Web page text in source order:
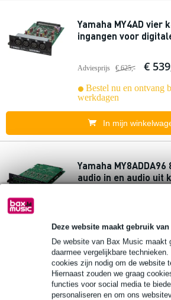
Deze website maakt gebruik
De website van Bax Music maakt
daarmee vergelijkbare
cookies zijn nodig om de website
Hiernaast zouden we graag
functies voor social media te
personaliseren en om ons
Yamaha MY4AD vier
ingangen voor
Adviesprijs € 625,- €
Bestel nu en ontvang
werkdagen
In mijn
Yamaha
audio in en audio uit
Bestel nu en ontvang
werkdagen
In mijn